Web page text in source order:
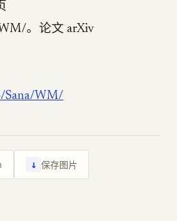
。论文 arXiv
Sana/WM/
↓ 保存图片